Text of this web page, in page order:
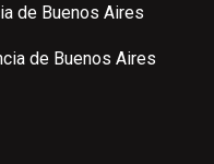
de Buenos Aires
de Buenos Aires